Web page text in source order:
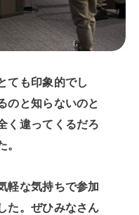
ても印象的でし
のと知らないのと
く違ってくるだろ
。
軽な気持ちで参加
た。ぜひみなさん